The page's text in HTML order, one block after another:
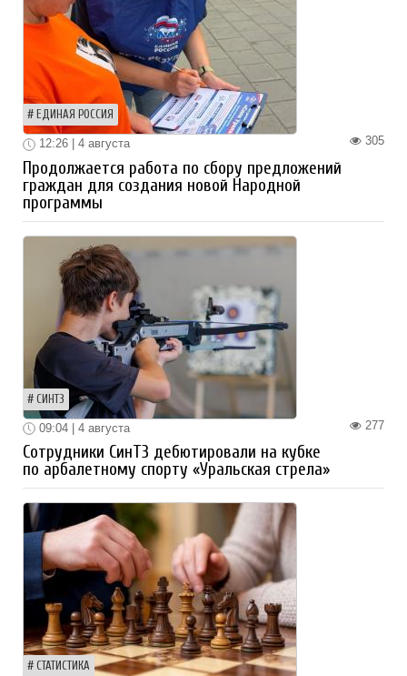
ЕДИНАЯ РОССИЯ
305
12:26 | 4 августа
Продолжается работа по сбору предложений
граждан для создания новой Народной
программы
СИНТЗ
277
09:04 | 4 августа
Сотрудники СинТЗ дебютировали на кубке
по арбалетному спорту «Уральская стрела»
СТАТИСТИКА